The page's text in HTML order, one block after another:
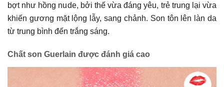
bợt như hồng nude, bởi thế vừa đáng yêu, trẻ trung lại vừa
khiến gương mặt lộng lẫy, sang chảnh. Son tôn lên làn da
từ trung bình đến trắng sáng.
Chất son Guerlain được đánh giá cao